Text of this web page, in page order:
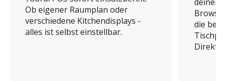
Ob eigener Raumplan oder
verschiedene Kitchendisplays -
alles ist selbst einstellbar.
die